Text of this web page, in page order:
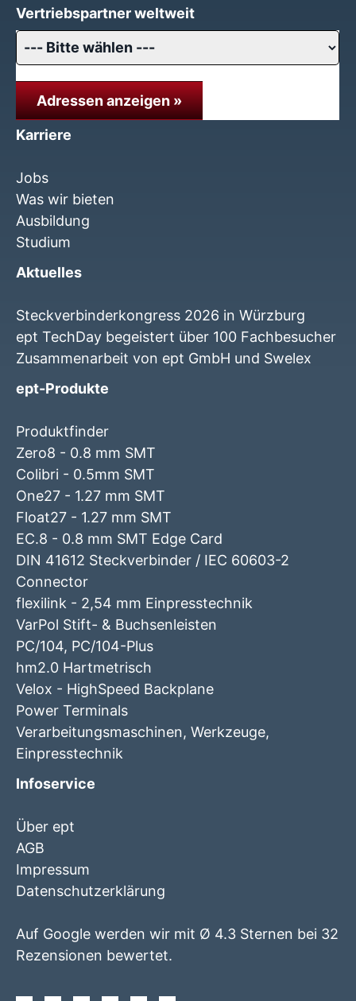
Vertriebspartner weltweit
Adressen anzeigen »
Karriere
Jobs
Was wir bieten
Ausbildung
Studium
Aktuelles
Steckverbinderkongress 2026 in Würzburg
ept TechDay begeistert über 100 Fachbesucher
Zusammenarbeit von ept GmbH und Swelex
ept-Produkte
Produktfinder
Zero8 - 0.8 mm SMT
Colibri - 0.5mm SMT
One27 - 1.27 mm SMT
Float27 - 1.27 mm SMT
EC.8 - 0.8 mm SMT Edge Card
DIN 41612 Steckverbinder / IEC 60603-2
Connector
flexilink - 2,54 mm Einpresstechnik
VarPol Stift- & Buchsenleisten
PC/104, PC/104-Plus
hm2.0 Hartmetrisch
Velox - HighSpeed Backplane
Power Terminals
Verarbeitungsmaschinen, Werkzeuge,
Einpresstechnik
Infoservice
Über ept
AGB
Impressum
Datenschutzerklärung
Auf Google werden wir mit Ø 4.3 Sternen bei 32
Rezensionen bewertet.